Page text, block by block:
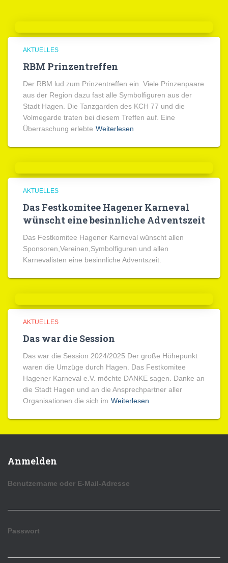
AKTUELLES
RBM Prinzentreffen
Der RBM lud zum Prinzentreffen ein. Viele Prinzenpaare
aus der Region dazu fast alle Symbolfiguren aus der
Stadt Hagen. Die Tanzgarden des KCH 77 und die
Volmegarde traten bei diesem Treffen auf. Eine
Überraschung erlebte Weiterlesen
AKTUELLES
Das Festkomitee Hagener Karneval
wünscht eine besinnliche Adventszeit
Das Festkomitee Hagener Karneval wünscht allen
Sponsoren,Vereinen,Symbolfiguren und allen
Karnevalisten eine besinnliche Adventszeit.
AKTUELLES
Das war die Session
Das war die Session 2024/2025 Der große Höhepunkt
waren die Umzüge durch Hagen. Das Festkomitee
Hagener Karneval e.V. möchte DANKE sagen. Danke an
die Stadt Hagen und an die Ansprechpartner aller
Organisationen die sich im Weiterlesen
Anmelden
Benutzername oder E-Mail-Adresse
Passwort